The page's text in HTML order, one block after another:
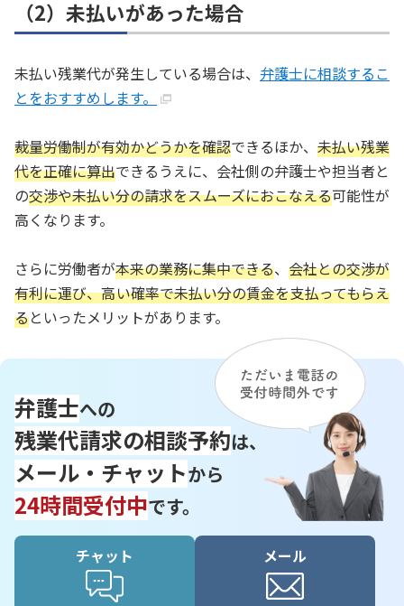
（2）未払いがあった場合
未払い残業代が発生している場合は、 弁護士に相談するこ
とをおすすめします。
裁量労働制が有効かどうかを確認できるほか、 未払い残業
代を正確に算出できるうえに、会社側の弁護士や担当者と
の交渉や未払い分の請求をスムーズにおこなえる可能性が
高くなります。
さらに労働者が本来の業務に集中できる、 会社との交渉が
有利に運び、高い確率で未払い分の賃金を支払ってもらえ
るといったメリットがあります。
弁護士への
残業代請求の相談予約は、
メール・チャットから
24時間受付中です。
チャット メール